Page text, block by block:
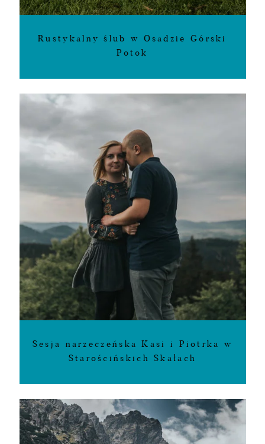
Rustykalny ślub w Osadzie Górski
Potok
Sesja narzeczeńska Kasi i Piotrka w
Starościńskich Skałach